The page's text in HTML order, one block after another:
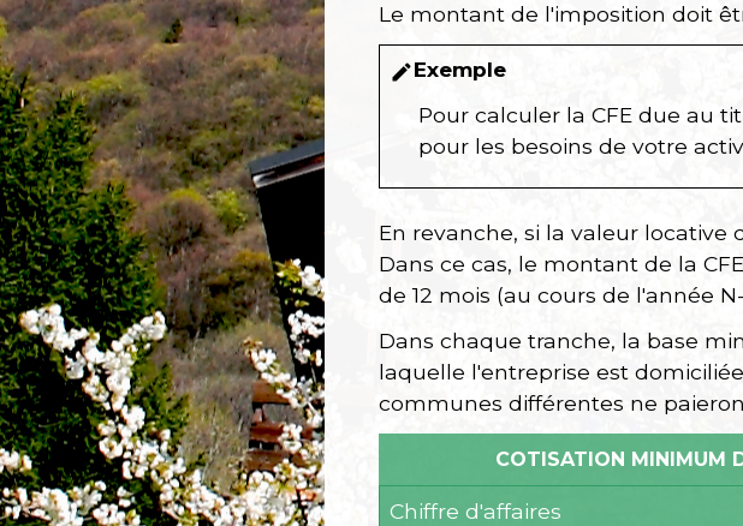
Le montant de l'imposition doit
editExemple
Pour calculer la CFE due au
pour les besoins de votre
En revanche, si la valeur
Dans ce cas, le montant de la
de 12 mois (au cours de l'année
Dans chaque tranche, la base
laquelle l'entreprise est
communes différentes ne
COTISATION MINIMUM
Chiffre d'affaires